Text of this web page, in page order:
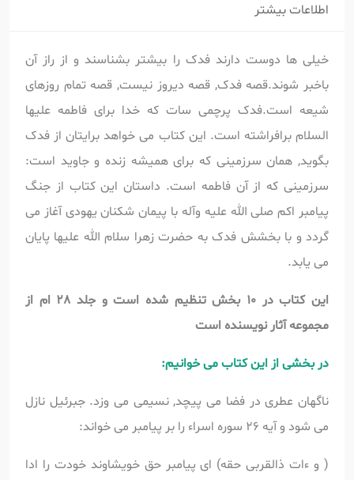
اطلاعات بیشتر
خیلی ها دوست دارند فدک را بیشتر بشناسند و از راز آن
باخبر شوند.قصه فدک, قصه دیروز نیست, قصه تمام روزهای
شیعه است.فدک پرچمی سات که خدا برای فاطمه علیها
السلام برافراشته است. این کتاب می خواهد برایتان از فدک
بگوید, همان سرزمینی که برای همیشه زنده و جاوید است:
سرزمینی که از آن فاطمه است. داستان این کتاب از جنگ
پیامبر اکم صلی الله علیه وآله با پیمان شکنان یهودی آغاز می
گردد و با بخشش فدک به حضرت زهرا سلام الله علیها پایان
می یابد.
این کتاب در 10 بخش تنظیم شده است و جلد 28 ام از
مجموعه آثار نویسنده است
در بخشی از این کتاب می خوانیم:
ناگهان عطری در فضا می پیچد, نسیمی می وزد. جبرئیل نازل
می شود و آیه 26 سوره اسراء را بر پیامبر می خواند:
( و ءات ذالقربی حقه) ای پیامبر حق خویشاوند خودت را ادا